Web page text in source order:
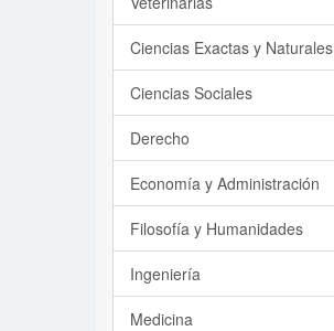
Ciencias Exactas y Naturales
Ciencias Sociales
Derecho
Economía y Administración
Filosofía y Humanidades
Ingeniería
Medicina